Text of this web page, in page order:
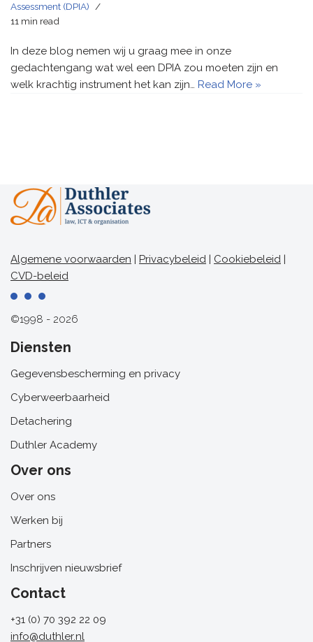
Assessment (DPIA)
11 min read
In deze blog nemen wij u graag mee in onze
gedachtengang wat wel een DPIA zou moeten zijn en
welk krachtig instrument het kan zijn… Read More »
Algemene voorwaarden | Privacybeleid | Cookiebeleid |
CVD-beleid
©1998 - 2026
Diensten
Gegevensbescherming en privacy
Cyberweerbaarheid
Detachering
Duthler Academy
Over ons
Over ons
Werken bij
Partners
Inschrijven nieuwsbrief
Contact
+31 (0) 70 392 22 09
info@duthler.nl